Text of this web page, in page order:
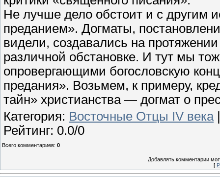
Не лучше дело обстоит и с другим
преданием». Догматы,
видели, создавались на
различной обстановке. И тут мы
опровергающими богословскую
предания». Возьмем, к примеру,
тайн» христианства — догмат о
Категория: Восточные Отцы IV века
Рейтинг: 0.0/0
Всего комментариев: 0
Добавлять комментарии
[